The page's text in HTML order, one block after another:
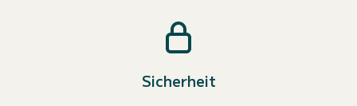
Sicherheit